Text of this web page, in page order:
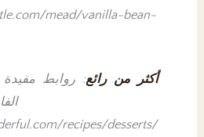
mead/vanilla-bean-
أكثر من رائع: روابط
recipes/desserts/